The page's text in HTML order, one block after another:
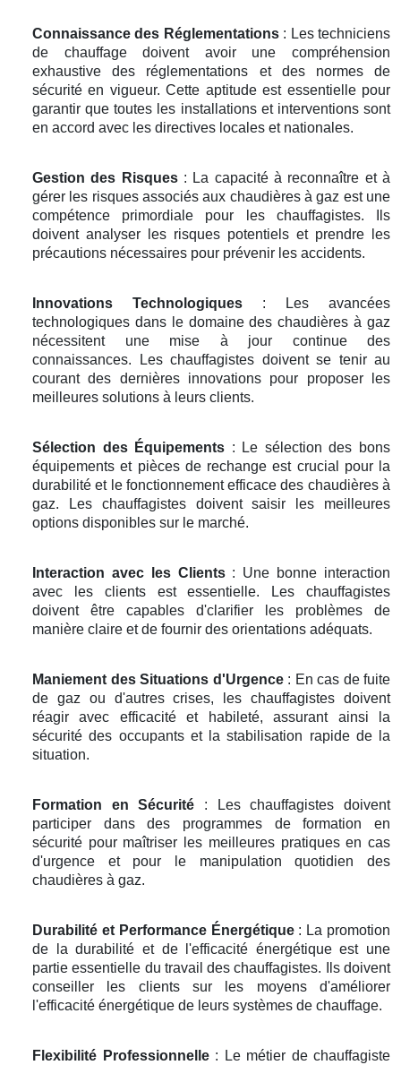
Connaissance des Réglementations: Les techniciens
de chauffage doivent avoir une compréhension
exhaustive des réglementations et des normes de
sécurité en vigueur. Cette aptitude est essentielle pour
garantir que toutes les installations et interventions sont
en accord avec les directives locales et nationales.
Gestion des Risques: La capacité à reconnaître et à
gérer les risques associés aux chaudières à gaz est une
compétence primordiale pour les chauffagistes. Ils
doivent analyser les risques potentiels et prendre les
précautions nécessaires pour prévenir les accidents.
Innovations Technologiques : Les avancées
technologiques dans le domaine des chaudières à gaz
nécessitent une mise à jour continue des
connaissances. Les chauffagistes doivent se tenir au
courant des dernières innovations pour proposer les
meilleures solutions à leurs clients.
Sélection des Équipements : Le sélection des bons
équipements et pièces de rechange est crucial pour la
durabilité et le fonctionnement efficace des chaudières à
gaz. Les chauffagistes doivent saisir les meilleures
options disponibles sur le marché.
Interaction avec les Clients: Une bonne interaction
avec les clients est essentielle. Les chauffagistes
doivent être capables d'clarifier les problèmes de
manière claire et de fournir des orientations adéquats.
Maniement des Situations d'Urgence: En cas de fuite
de gaz ou d'autres crises, les chauffagistes doivent
réagir avec efficacité et habileté, assurant ainsi la
sécurité des occupants et la stabilisation rapide de la
situation.
Formation en Sécurité : Les chauffagistes doivent
participer dans des programmes de formation en
sécurité pour maîtriser les meilleures pratiques en cas
d'urgence et pour le manipulation quotidien des
chaudières à gaz.
Durabilité et Performance Énergétique: La promotion
de la durabilité et de l'efficacité énergétique est une
partie essentielle du travail des chauffagistes. Ils doivent
conseiller les clients sur les moyens d'améliorer
l'efficacité énergétique de leurs systèmes de chauffage.
Flexibilité Professionnelle: Le métier de chauffagiste